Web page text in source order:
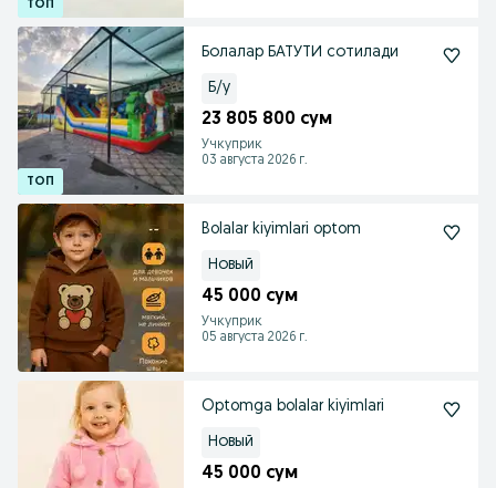
Болалар БАТУТИ сотилади
Б/у
23 805 800 сум
Учкуприк
03 августа 2026 г.
Bolalar kiyimlari optom
Новый
45 000 сум
Учкуприк
05 августа 2026 г.
Optomga bolalar kiyimlari
Новый
45 000 сум